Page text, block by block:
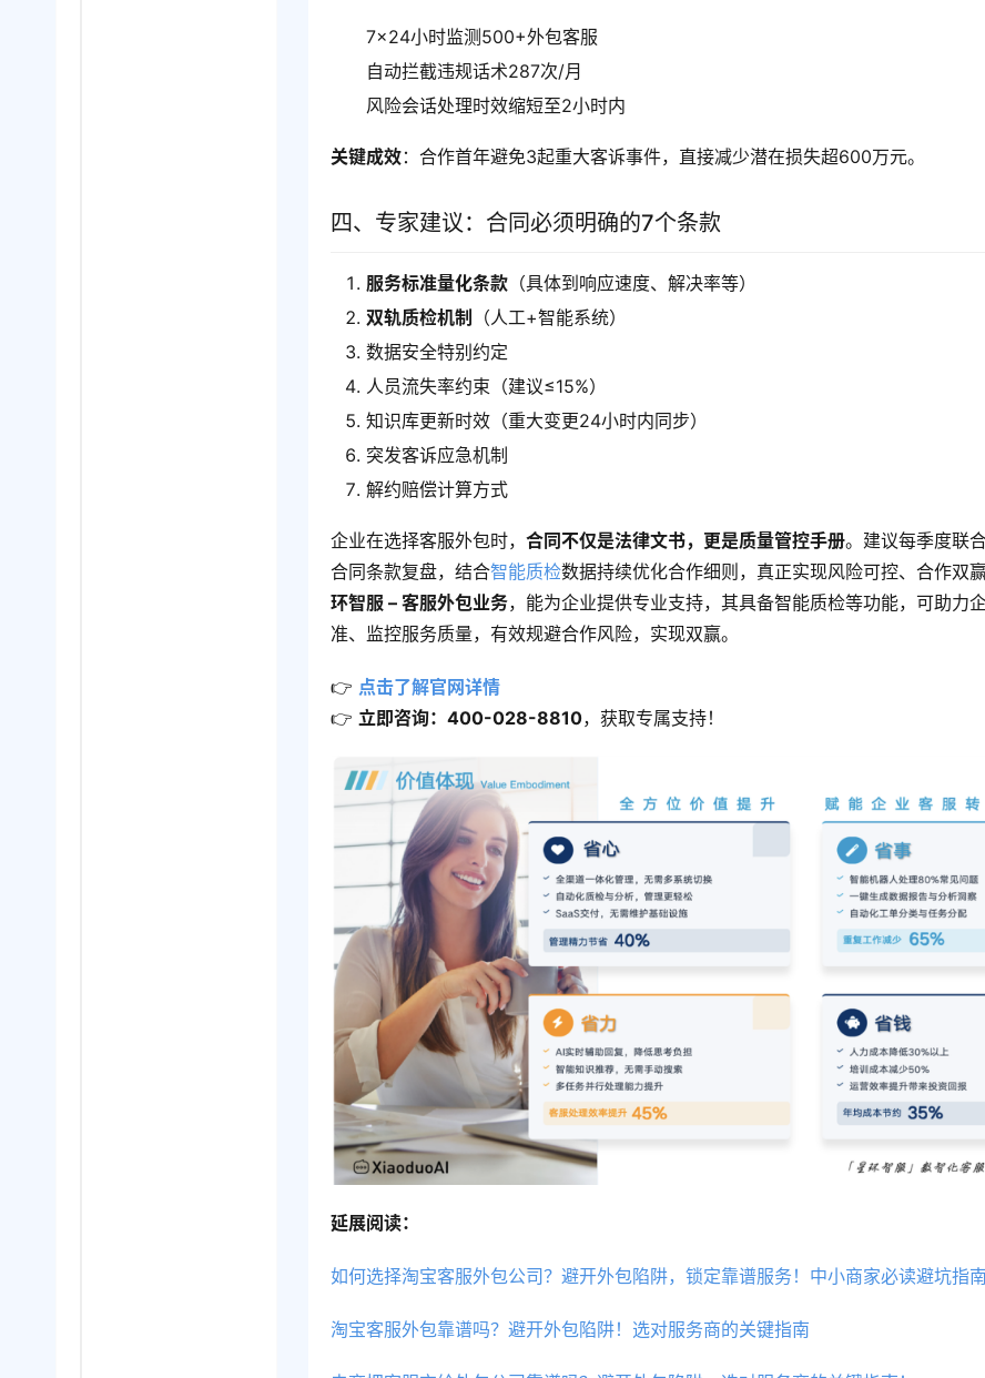
7×24小时监测500+外包客服
自动拦截违规话术287次/月
风险会话处理时效缩短至2小时内
关键成效：合作首年避免3起重大客诉事件，直接减少潜在损失超600万元。
四、专家建议：合同必须明确的7个条款
服务标准量化条款 （具体到响应速度、解决率等）
双轨质检机制
（人工+智能系统）
数据安全特别约定
人员流失率约束（建议≤15%）
知识库更新时效（重大变更24小时内同步）
突发客诉应急机制
解约赔偿计算方式
企业在选择客服外包时，合同不仅是法律文书，更是质量管控手册。建议每季度联
合同条款复盘，结合智能质检数据持续优化合作细则，真正实现风险可控、合作双赢
环智服 – 客服外包业务，能为企业提供专业支持，其具备智能质检等功能，可助力
准、监控服务质量，有效规避合作风险，实现双赢。
👉 点击了解官网详情
👉 立即咨询：400-028-8810，获取专属支持！
延展阅读：
如何选择淘宝客服外包公司？避开外包陷阱，锁定靠谱服务！中小商家必读避坑指南
淘宝客服外包靠谱吗？避开外包陷阱！选对服务商的关键指南